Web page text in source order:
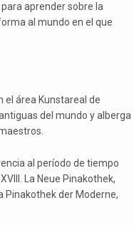
aprender sobre la
al mundo en el que
el área Kunstareal de
del mundo y alberga
al período de tiempo
La Neue Pinakothek,
Pinakothek der Moderne,